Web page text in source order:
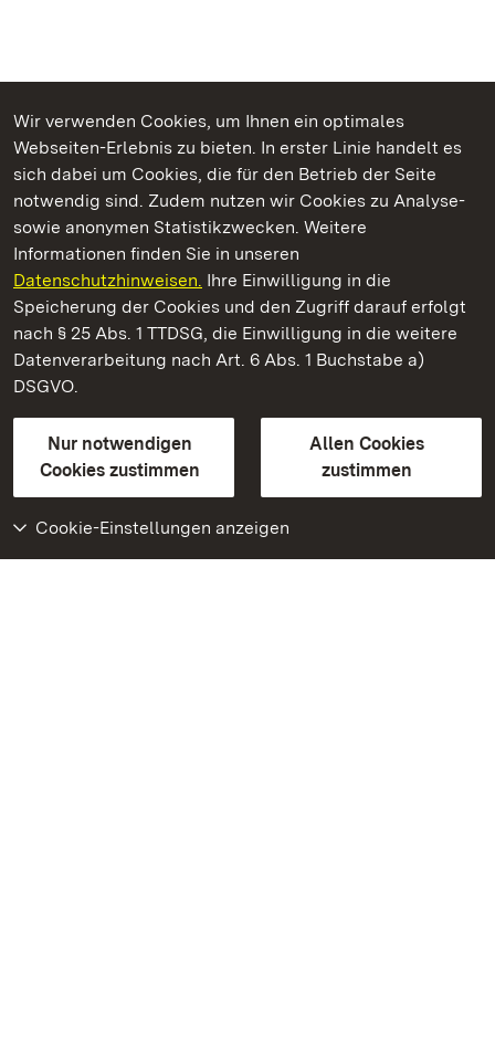
Wir verwenden Cookies, um Ihnen ein optimales
Webseiten-Erlebnis zu bieten. In erster Linie handelt es
sich dabei um Cookies, die für den Betrieb der Seite
notwendig sind. Zudem nutzen wir Cookies zu Analyse-
sowie anonymen Statistikzwecken. Weitere
Informationen finden Sie in unseren
Datenschutzhinweisen. Ihre Einwilligung in die
Speicherung der Cookies und den Zugriff darauf erfolgt
nach § 25 Abs. 1 TTDSG, die Einwilligung in die weitere
Datenverarbeitung nach Art. 6 Abs. 1 Buchstabe a)
DSGVO.
Nur notwendigen
Cookies zustimmen
Allen Cookies
zustimmen
Cookie-Einstellungen anzeigen
Kommen. Staunen. Genießen.
Residenzschloss Ludwigsburg
Staatliche Schlösser und Gärten Baden-Württemberg
Kontakt
GebärdenspracheLeichte Sprache
Erklärung zur Barrierefreiheit
BITV-konform (geprüfte Seiten)
Weiteres